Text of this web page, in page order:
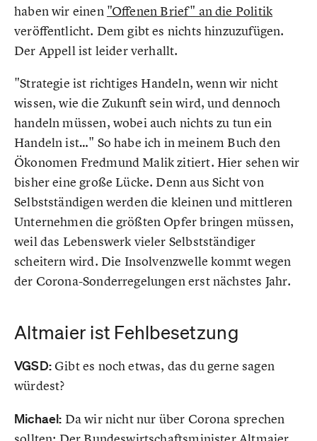
haben wir einen "Offenen Brief" an die Politik
veröffentlicht. Dem gibt es nichts hinzuzufügen.
Der Appell ist leider verhallt.
"Strategie ist richtiges Handeln, wenn wir nicht
wissen, wie die Zukunft sein wird, und dennoch
handeln müssen, wobei auch nichts zu tun ein
Handeln ist…" So habe ich in meinem Buch den
Ökonomen Fredmund Malik zitiert. Hier sehen wir
bisher eine große Lücke. Denn aus Sicht von
Selbstständigen werden die kleinen und mittleren
Unternehmen die größten Opfer bringen müssen,
weil das Lebenswerk vieler Selbstständiger
scheitern wird. Die Insolvenzwelle kommt wegen
der Corona-Sonderregelungen erst nächstes Jahr.
Altmaier ist Fehlbesetzung
VGSD:Gibt es noch etwas, das du gerne sagen
würdest?
Michael: Da wir nicht nur über Corona sprechen